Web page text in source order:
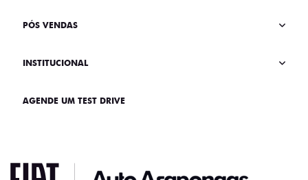
PÓS VENDAS
INSTITUCIONAL
AGENDE UM TEST DRIVE